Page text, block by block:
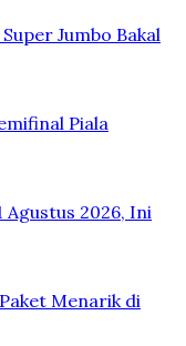
Jumbo Bakal
Piala
2026, Ini
Menarik di